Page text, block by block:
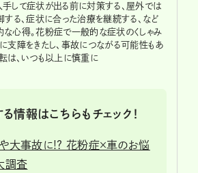
して症状が出る前に対策する、屋外では
する、症状に合った治療を継続する、など
心得。花粉症で一般的な症状のくしゃみ
支障をきたし、事故につながる可能性もあ
は、いつも以上に慎重に
情報はこちらもチェック！
や大事故に!? 花粉症×車のお悩
調査